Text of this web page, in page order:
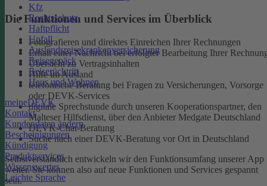
Kfz
Rechtsschutz
Haftpflicht
Unfall
Auslandsreisekrankenversicherung
Reisegepäck
Reiserücktritt
Haus und Wohnen
meineDEVK
Kontakt
Kundendaten ändern
Bescheinigungen
Kündigung
Produktservices
Wissenswertes
Leichte Sprache
Die Funktionen und Services im Überblick
Fotografieren und direktes Einreichen Ihrer Rechnungen
Erhalt einer Nachricht bei erfolgter Bearbeitung Ihrer
Übersicht zu Vertragsinhalten
Hilfe im Ausland
telefonische Beratung bei Fragen zu Versicherungen, Vorsorge
oder DEVK-Services
digitale Sprechstunde durch unseren Kooperationspartner, den
Malteser Hilfsdienst, über den Anbieter Medgate Deutschland
DEVK-Chat-Beratung
Suche nach einer DEVK-Beratung vor Ort in Deutschland
Selbstverständlich entwickeln wir den Funktionsumfang unserer App
weiter. Sie können also auf neue Funktionen und Services gespannt
sein.